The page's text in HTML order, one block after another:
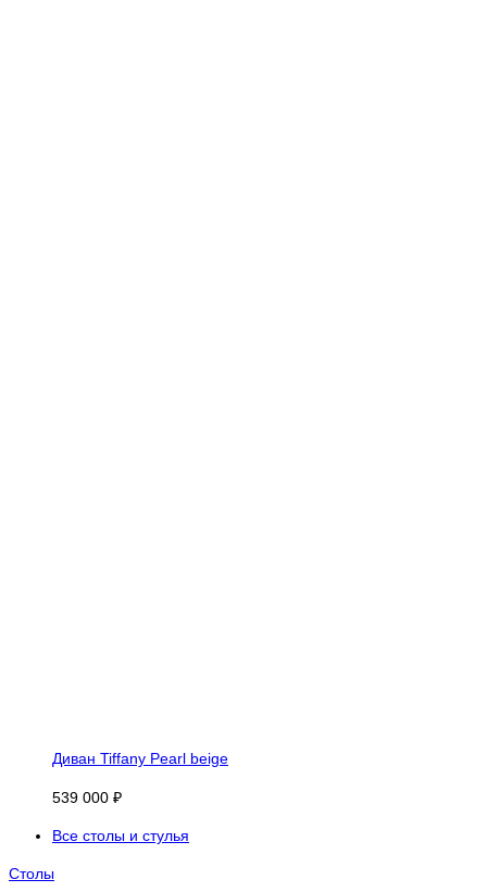
Диван Tiffany Pearl beige
539 000 ₽
Все столы и стулья
Столы